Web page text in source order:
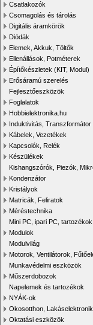
Csatlakozók
Csomagolás és tárolás
Digitális áramkörök
Diódák
Elemek, Akkuk, Töltők
Ellenállások, Potméterek
Építőkészletek (KIT, Modul)
Erősáramú szerelés
Fejlesztőeszközök
Foglalatok
Hobbielektronika.hu
Induktivitás, Transzformátor
Kábelek, Vezetékek
Kapcsolók, Relék
Készülékek
Kishangszórók, Piezók,
Kondenzátor
Kristályok
Matricák, Feliratok
Méréstechnika
Mini PC, ipari PC, tartozékok
Modulok
Modulvilág
Motorok, Ventilátorok,
Munkavédelmi eszközök
Műszerdobozok
Napelemek és tartozékok
NYÁK-ok
Okosotthon,
Oktatási eszközök